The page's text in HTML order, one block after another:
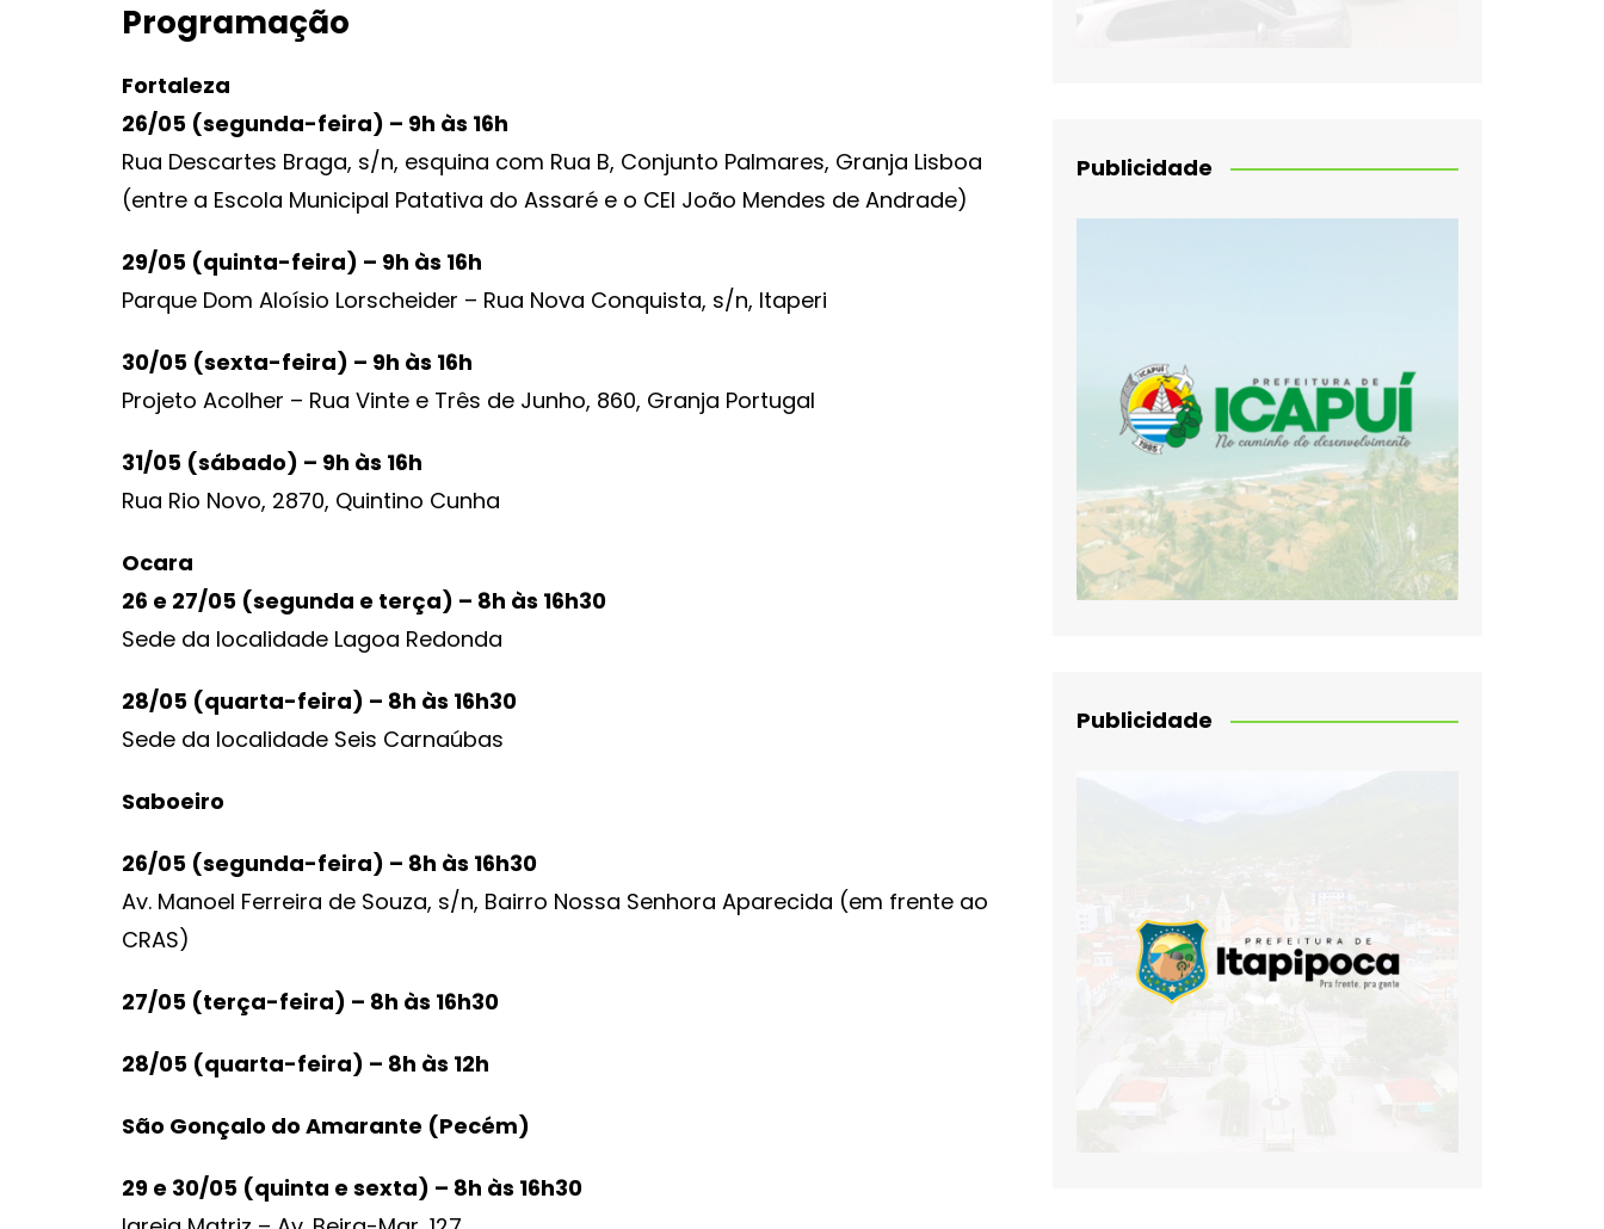
Programação
Fortaleza
26/05 (segunda-feira) – 9h às 16h
Rua Descartes Braga, s/n, esquina com Rua B, Conjunto Palmares, Granja Lisboa
(entre a Escola Municipal Patativa do Assaré e o CEI João Mendes de Andrade)
29/05 (quinta-feira) – 9h às 16h
Parque Dom Aloísio Lorscheider – Rua Nova Conquista, s/n, Itaperi
30/05 (sexta-feira) – 9h às 16h
Projeto Acolher – Rua Vinte e Três de Junho, 860, Granja Portugal
31/05 (sábado) – 9h às 16h
Rua Rio Novo, 2870, Quintino Cunha
Ocara
26 e 27/05 (segunda e terça) – 8h às 16h30
Sede da localidade Lagoa Redonda
28/05 (quarta-feira) – 8h às 16h30
Sede da localidade Seis Carnaúbas
Saboeiro
26/05 (segunda-feira) – 8h às 16h30
Av. Manoel Ferreira de Souza, s/n, Bairro Nossa Senhora Aparecida (em frente ao
CRAS)
27/05 (terça-feira) – 8h às 16h30
28/05 (quarta-feira) – 8h às 12h
São Gonçalo do Amarante (Pecém)
29 e 30/05 (quinta e sexta) – 8h às 16h30
Publicidade
Publicidade